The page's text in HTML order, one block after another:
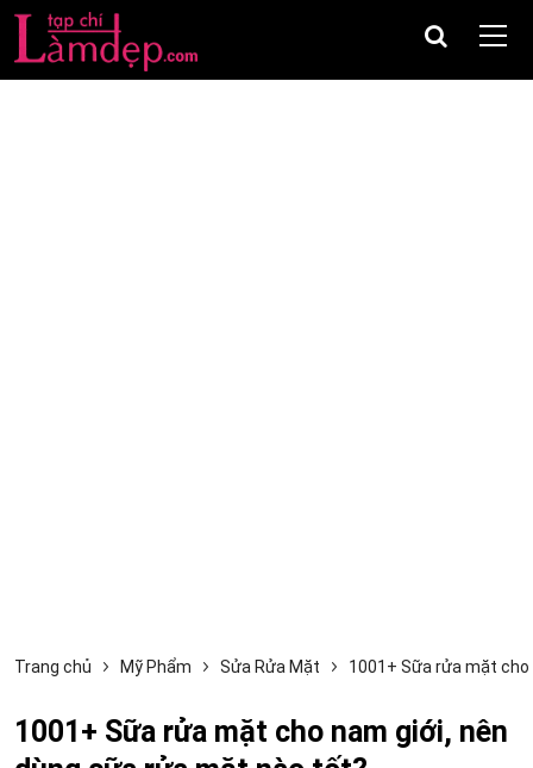
Trang chủ Mỹ Phẩm Sửa Rửa Mặt 1001+ Sữa rửa mặt
1001+ Sữa rửa mặt cho nam giới, nên